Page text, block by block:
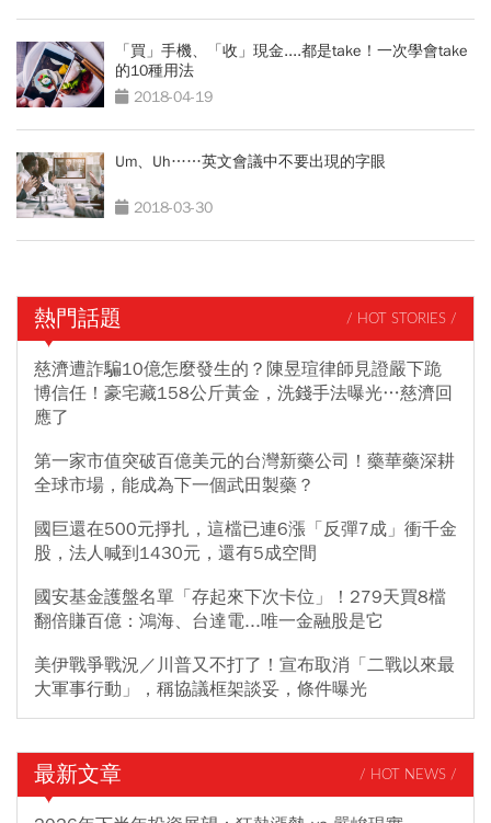
「買」手機、「收」現金....都是take！一次學會take
的10種用法
2018-04-19
Um、Uh……英文會議中不要出現的字眼
2018-03-30
熱門話題 / HOT STORIES /
慈濟遭詐騙10億怎麼發生的？陳昱瑄律師見證嚴下跪
博信任！豪宅藏158公斤黃金，洗錢手法曝光…慈濟回
應了
第一家市值突破百億美元的台灣新藥公司！藥華藥深耕
全球市場，能成為下一個武田製藥？
國巨還在500元掙扎，這檔已連6漲「反彈7成」衝千金
股，法人喊到1430元，還有5成空間
國安基金護盤名單「存起來下次卡位」！279天買8檔
翻倍賺百億：鴻海、台達電...唯一金融股是它
美伊戰爭戰況／川普又不打了！宣布取消「二戰以來最
大軍事行動」，稱協議框架談妥，條件曝光
最新文章 / HOT NEWS /